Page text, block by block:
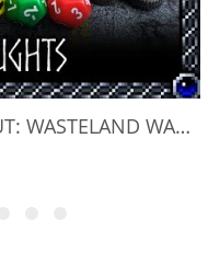
SOLO THOUGHTS | FALLOUT: WASTELAND WARFARE